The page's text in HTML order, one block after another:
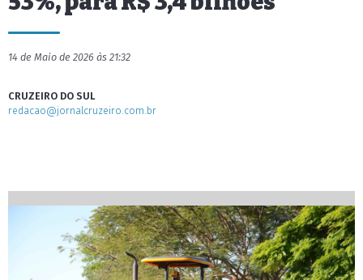
14 de Maio de 2026 às 21:32
CRUZEIRO DO SUL
redacao@jornalcruzeiro.com.br